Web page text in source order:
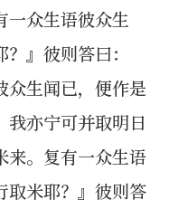
一众生语彼众生
』彼则答曰：
众生闻已，便作是
我亦宁可并取明日
来。复有一众生语
取米耶？』彼则答